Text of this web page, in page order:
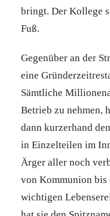
bringt. Der Kollege
Fuß.
Gegenüber an der
eine
Sämtliche
Betrieb zu nehmen,
dann kurzerhand
in Einzelteilen im
Ärger aller noch
von Kommunion bis
wichtigen